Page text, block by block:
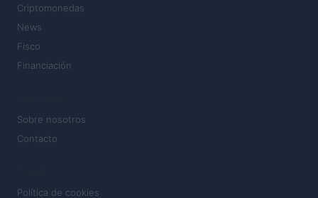
Criptomonedas
News
Fisco
Financiación
Sobre nosotros
Contacto
Política de cookies